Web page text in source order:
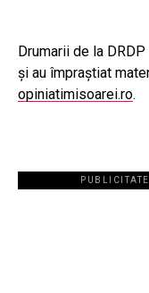
Drumarii de la
și au împraștiat
opiniatimisoarei.ro.